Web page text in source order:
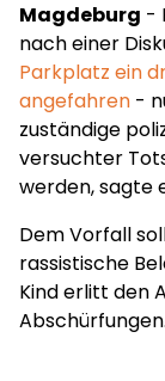
Magdeburg -
nach einer
Parkplatz ein
angefahren -
zuständige
versuchter
werden, sagte
Dem Vorfall
rassistische
Kind erlitt den
Abschürfungen.